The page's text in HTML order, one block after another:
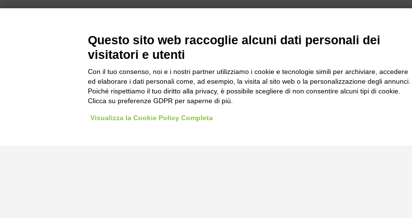
Bogliano Srl
Borgo San Martino 44, 12060
Questo sito web raccoglie alcuni dati personali dei
visitatori e utenti
Con il tuo consenso, noi e i nostri partner utilizziamo i cookie e tecnologie simili per archiviare, accedere
ed elaborare i dati personali come, ad esempio, la visita al sito web o la personalizzazione degli annunci.
Poiché rispettiamo il tuo diritto alla privacy, è possibile scegliere di non consentire alcuni tipi di cookie.
Clicca su preferenze GDPR per saperne di più.
Visualizza la Cookie Policy Completa